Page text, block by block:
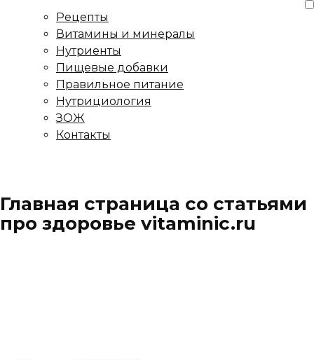
Рецепты
Витамины и минералы
Нутриенты
Пищевые добавки
Правильное питание
Нутрициология
ЗОЖ
Контакты
Главная страница со статьями
про здоровье vitaminic.ru